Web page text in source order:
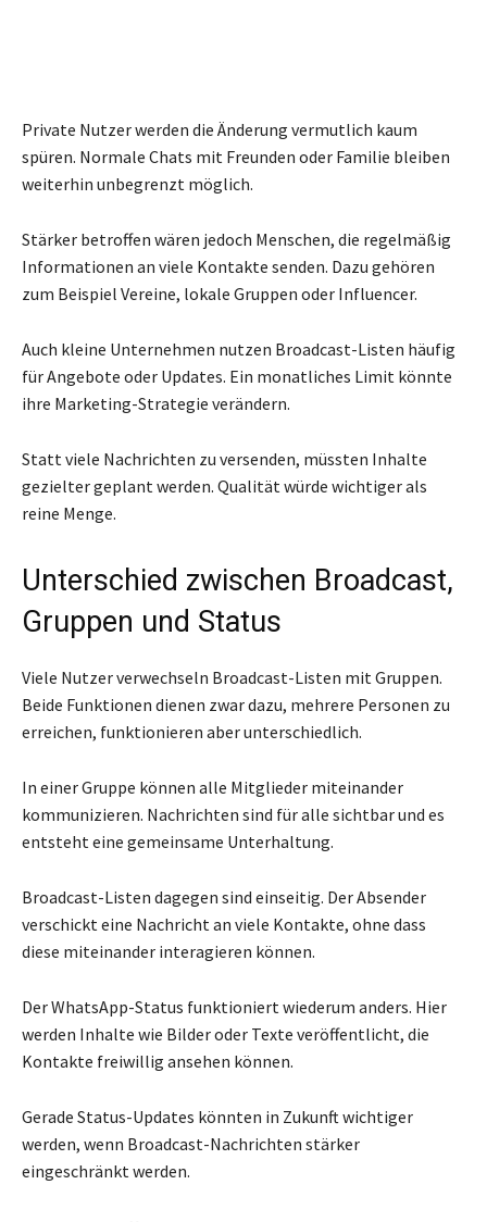
Private Nutzer werden die Änderung vermutlich kaum
spüren. Normale Chats mit Freunden oder Familie bleiben
weiterhin unbegrenzt möglich.
Stärker betroffen wären jedoch Menschen, die regelmäßig
Informationen an viele Kontakte senden. Dazu gehören
zum Beispiel Vereine, lokale Gruppen oder Influencer.
Auch kleine Unternehmen nutzen Broadcast-Listen häufig
für Angebote oder Updates. Ein monatliches Limit könnte
ihre Marketing-Strategie verändern.
Statt viele Nachrichten zu versenden, müssten Inhalte
gezielter geplant werden. Qualität würde wichtiger als
reine Menge.
Unterschied zwischen Broadcast,
Gruppen und Status
Viele Nutzer verwechseln Broadcast-Listen mit Gruppen.
Beide Funktionen dienen zwar dazu, mehrere Personen zu
erreichen, funktionieren aber unterschiedlich.
In einer Gruppe können alle Mitglieder miteinander
kommunizieren. Nachrichten sind für alle sichtbar und es
entsteht eine gemeinsame Unterhaltung.
Broadcast-Listen dagegen sind einseitig. Der Absender
verschickt eine Nachricht an viele Kontakte, ohne dass
diese miteinander interagieren können.
Der WhatsApp-Status funktioniert wiederum anders. Hier
werden Inhalte wie Bilder oder Texte veröffentlicht, die
Kontakte freiwillig ansehen können.
Gerade Status-Updates könnten in Zukunft wichtiger
werden, wenn Broadcast-Nachrichten stärker
eingeschränkt werden.